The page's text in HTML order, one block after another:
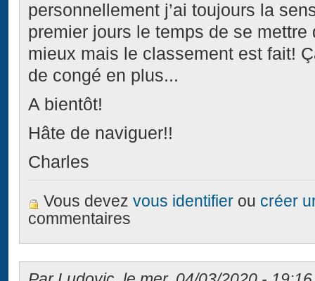
personnellement j’ai toujours la
premier jours le temps de se
mieux mais le classement est fait!
de congé en plus...
A bientôt!
Hâte de naviguer!!
Charles
Vous devezvous identifier ou créer
commentaires